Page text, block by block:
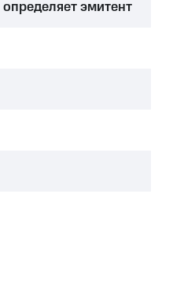
определяет эмитент